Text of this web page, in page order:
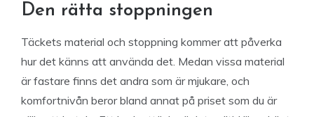
Den rätta stoppningen
Täckets material och stoppning kommer att påverka
hur det känns att använda det. Medan vissa material
är fastare finns det andra som är mjukare, och
komfortnivån beror bland annat på priset som du är